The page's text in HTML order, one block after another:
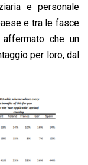
e personale
e tra le fasce
che un
per loro, dal